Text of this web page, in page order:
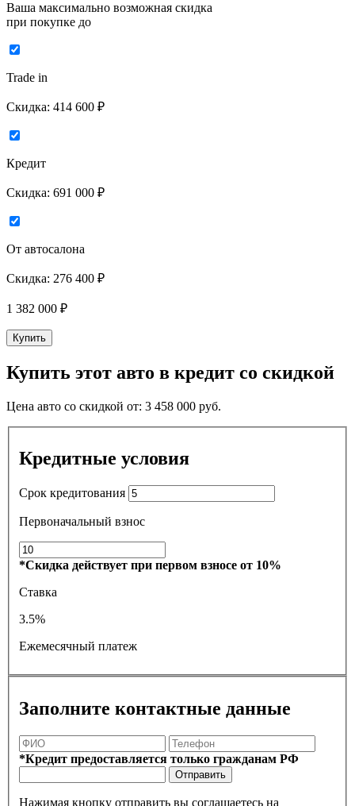
Ваша максимально возможная скидка
при покупке до
Trade in
Скидка: 414 600 ₽
Кредит
Скидка: 691 000 ₽
От автосалона
Скидка: 276 400 ₽
1 382 000 ₽
Купить
Купить этот авто в кредит со скидкой
Цена авто со скидкой от: 3 458 000 руб.
Кредитные условия
Срок кредитования
Первоначальный взнос
*Скидка действует при первом взносе от 10%
Ставка
3.5%
Ежемесячный платеж
Заполните контактные данные
*Кредит предоставляется только гражданам РФ
Отправить
Нажимая кнопку отправить вы соглашаетесь на